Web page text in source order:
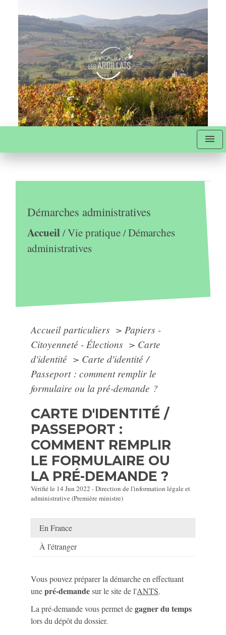
menu
Démarches administratives
Accueil/Vie pratique/Démarches
administratives
Accueil particuliers > Papiers -
Citoyenneté - Élections > Carte
d'identité > Carte d'identité /
Passeport : comment remplir le
formulaire ou la pré-demande ?
CARTE D'IDENTITÉ /
PASSEPORT :
COMMENT REMPLIR
LE FORMULAIRE OU
LA PRÉ-DEMANDE ?
Vérifié le 14 Jun 2022 - Direction de l'information légale et
administrative (Première ministre)
En France
À l'étranger
Vous pouvez préparer la démarche en effectuant
unepré-demandesur le site de l'ANTS.
La pré-demande vous permet degagner du temps
lors du dépôt du dossier.